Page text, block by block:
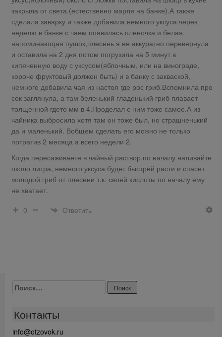
закрыла от света.(естественно марля на банке).А также
сделала заварку и также добавила немного уксуса.через
неделю в банке с чаем появилась пленочка и белая,
напоминающая пушок,плесень я ее аккуратно перевернула
и оставила на 2 дня потом погрузила на 5 минут в
кипяченную воду с уксусом(яблочным, или на винограде,
короче фруктовый должен быть) и в банку с закваской,
немного добавила чая из настоя где рос гриб.Вспомнила про
сок заглянула, а там беленький гладенький гриб плавает
толщенной гдето мм в 4.Проделал с ним тоже самое.А из
чайника выбросила хотя там он тоже был, но страшненький
да и маленький. Вобщем сделать его можно не только
потратив 2 месяца а всего недели 2.
Когда пересаживаете в чайный раствор,по началу наливайте
около литра, немного уксуса будет быстрей расти и спасет
молодой гриб от плесени т.к. своей кислоты по началу ему
не хватает.
0
Ответить
Найти:
Контакты
info@otzovok.ru